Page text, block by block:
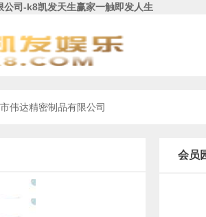
公司-k8凯发天生赢家一触即发人生
伟达精密制品有限公司
会员